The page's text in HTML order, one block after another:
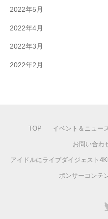
2022年5月
2022年4月
2022年3月
2022年2月
TOP イベント＆ニュー
お問い合わ
アイドルにライブダイジェスト
ポンサーコンテ